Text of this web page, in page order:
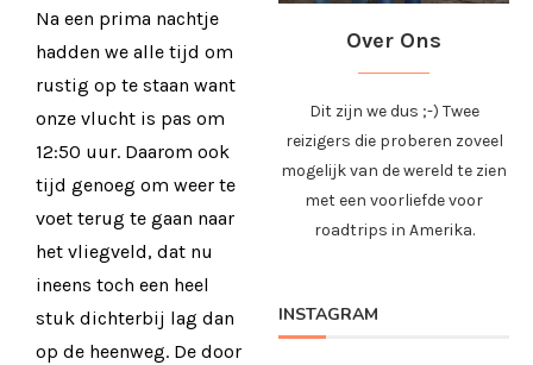
Na een prima nachtje
hadden we alle tijd om
rustig op te staan want
onze vlucht is pas om
12:50 uur. Daarom ook
tijd genoeg om weer te
voet terug te gaan naar
het vliegveld, dat nu
ineens toch een heel
stuk dichterbij lag dan
op de heenweg. De door
Over Ons
Dit zijn we dus ;-) Twee
reizigers die proberen zoveel
mogelijk van de wereld te zien
met een voorliefde voor
roadtrips in Amerika.
INSTAGRAM